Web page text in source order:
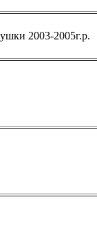
2003-2005г.р.